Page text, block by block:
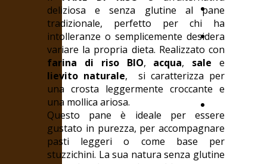
Dove
siamo
Quando
la
scelta
è
giusta
di
pane
senza
deliziosa e senza glutine al pane
tradizionale, perfetto per chi ha
intolleranze o semplicemente desidera
variare la propria dieta. Realizzato con
farina di riso BIO, acqua, sale e
lievito naturale, si caratterizza per
una crosta leggermente croccante e
una mollica ariosa.
Questo pane è ideale per essere
gustato in purezza, per accompagnare
pasti leggeri o come base per
stuzzichini. La sua natura senza glutine